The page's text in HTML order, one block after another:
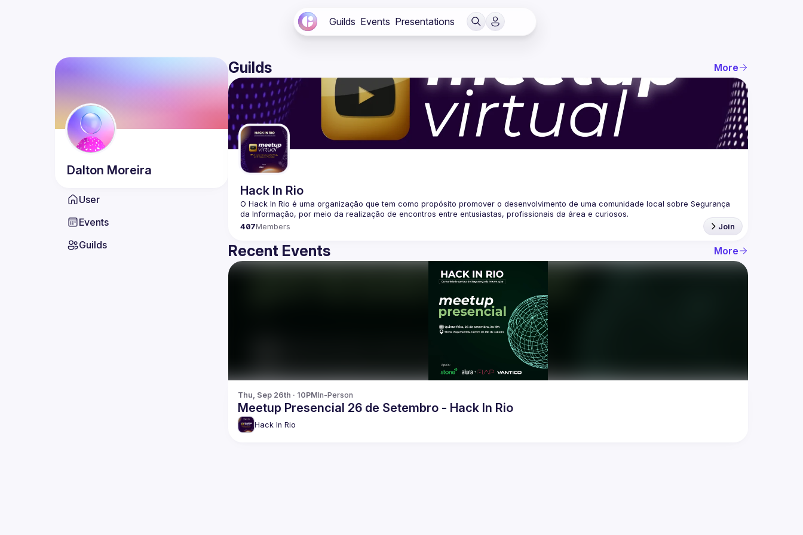
Guilds Events Presentations
Dalton Moreira
User
Events
Guilds
Guilds More
Hack In Rio
O Hack In Rio é uma organização que tem como propósito promover o desenvolvimento de uma comunidade local sobre Segurança
407Members Join
Recent Events More
Thu, Sep 26th · 10PMIn-Person
Meetup Presencial 26 de Setembro - Hack In Rio
Hack In Rio